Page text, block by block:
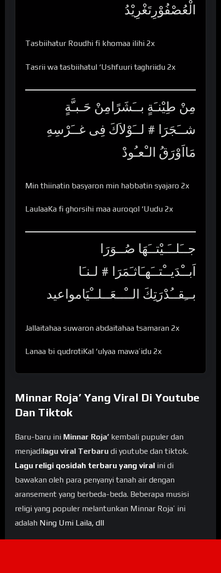
الْعُصْفُوْرِتَغْرِيْدُ
Tasbiihatur Roudhi fi khomaa ilihi 2x
Tasrii wa tasbiihatul ‘Ushfuuri taghriidu 2x
مِنْ طِيْنـَةٍ بــَشَرًامِنْ حَـبـَّةٍ
شــَجَرَا # لــَوْلاَكَ فِى غــَرْسِهِ
مَااَوْرَقُ الـْعـُودْ
Min thiinatin basyaron min habbatin syajaro 2x
LaulaaKa fi ghorsihi maa auroqol ‘Uudu 2x
جــَلــَـيْتــَهَا صُــوَرَا
اَبــْدَيــْتــَهـَاثـَمَرَا # لـنـَا
بــِقــُدْرَتِكَ الــْــعَــلــْيَامواعيد
Jallaitahaa suwaron abdaitahaa tsamaran 2x
Lanaa bi qudrotiKal ‘ulyaa mawa’idu 2x
Minnar Roja’ Yang Viral Di Youtube
Dan Tiktok
Baru-baru ini Minnar Roja’ kembali pupuler dan
menjadilagu viral Terbaru di youtube dan tiktok.
Lagu religi qosidah terbaru yang viral ini di
bawakan oleh para penyanyi tanah air dengan
aransement yang berbeda-beda. Beberapa musisi
religi yang populer melantunkan Minnar Roja’ ini
adalah Ning Umi Laila, dll